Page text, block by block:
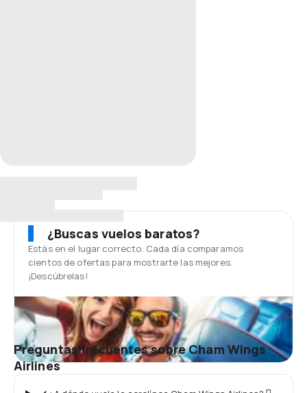
¿Buscas vuelos baratos?
Estás en el lugar correcto. Cada día comparamos
cientos de ofertas para mostrarte las mejores.
¡Descúbrelas!
Preguntas frecuentes sobre Cham Wings
Airlines